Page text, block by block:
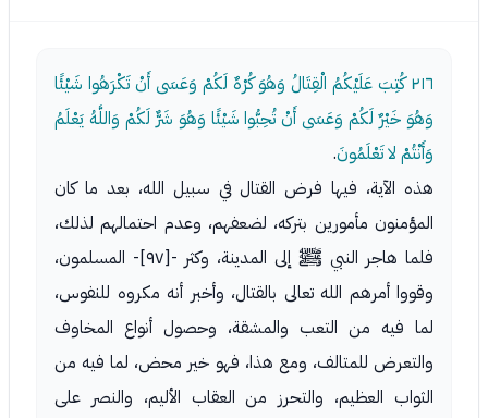
٢١٦ كُتِبَ عَلَيْكُمُ الْقِتَالُ وَهُوَ كُرْهٌ لَكُمْ وَعَسَى أَنْ تَكْرَهُوا شَيْئًا
وَهُوَ خَيْرٌ لَكُمْ وَعَسَى أَنْ تُحِبُّوا شَيْئًا وَهُوَ شَرٌّ لَكُمْ وَاللَّهُ يَعْلَمُ
وَأَنْتُمْ لا تَعْلَمُونَ.
هذه الآية، فيها فرض القتال في سبيل الله، بعد ما كان
المؤمنون مأمورين بتركه، لضعفهم، وعدم احتمالهم لذلك،
فلما هاجر النبي ﷺ إلى المدينة، وكثر -[٩٧]- المسلمون،
وقووا أمرهم الله تعالى بالقتال، وأخبر أنه مكروه للنفوس،
لما فيه من التعب والمشقة، وحصول أنواع المخاوف
والتعرض للمتالف، ومع هذا، فهو خير محض، لما فيه من
الثواب العظيم، والتحرز من العقاب الأليم، والنصر على